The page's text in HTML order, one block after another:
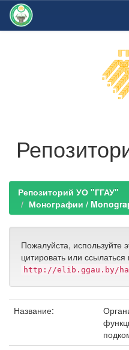
Репозиторий УО "ГГАУ"
Монографии /
Пожалуйста, используйте
цитировать или ссылаться
http://elib.ggau.by/
Название: